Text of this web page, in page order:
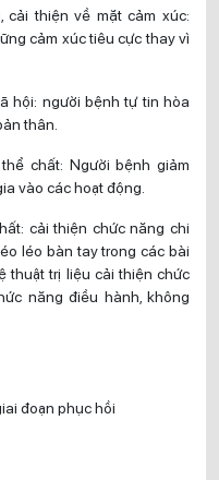
cải thiện về mặt cảm xúc:
cảm xúc tiêu cực thay vì
hội: người bệnh tự tin hòa
thân.
chất: Người bệnh giảm
vào các hoạt động.
cải thiện chức năng chi
léo bàn tay trong các bài
thuật trị liệu cải thiện chức
năng điều hành, không
đoạn phục hồi